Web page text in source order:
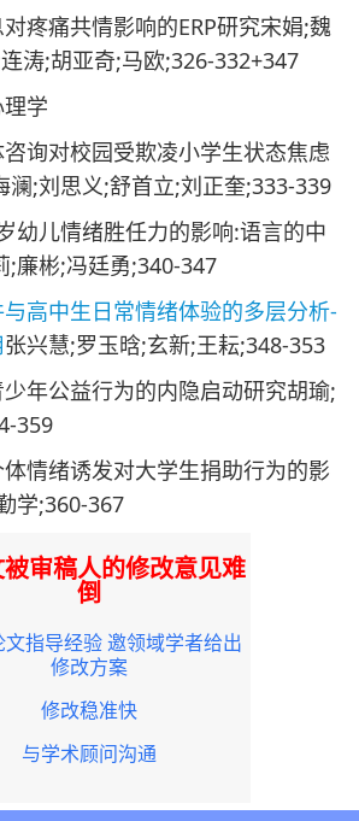
痛共情影响的ERP研究宋娟;魏
涛;胡亚奇;马欧;326-332+347
学
对校园受欺凌小学生状态焦虑
澜;刘思义;舒首立;刘正奎;333-339
儿情绪胜任力的影响:语言的中
;廉彬;冯廷勇;340-347
高中生日常情绪体验的多层分析-
张兴慧;罗玉晗;玄新;王耘;348-353
公益行为的内隐启动研究胡瑜;
359
绪诱发对大学生捐助行为的影
学;360-367
审稿人的修改意见难
倒
文指导经验 邀领域学者给出
修改方案
修改稳准快
与学术顾问沟通